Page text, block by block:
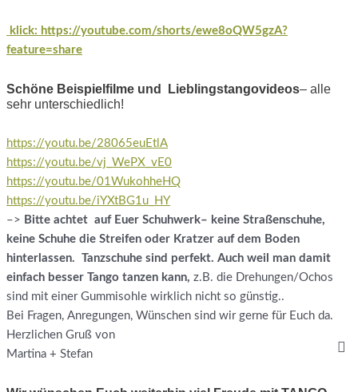
klick: https://youtube.com/shorts/ewe8oQW5gzA?
feature=share
Schöne Beispielfilme und Lieblingstangovideos– alle
sehr unterschiedlich!
https://youtu.be/28065euEtlA
https://youtu.be/vj_WePX_vE0
https://youtu.be/01WukohheHQ
https://youtu.be/iYXtBG1u_HY
–> Bitte achtet auf Euer Schuhwerk– keine Straßenschuhe,
keine Schuhe die Streifen oder Kratzer auf dem Boden
hinterlassen. Tanzschuhe sind perfekt. Auch weil man damit
einfach besser Tango tanzen kann, z.B. die Drehungen/Ochos
sind mit einer Gummisohle wirklich nicht so günstig..
Bei Fragen, Anregungen, Wünschen sind wir gerne für Euch da.
Herzlichen Gruß von
Martina + Stefan